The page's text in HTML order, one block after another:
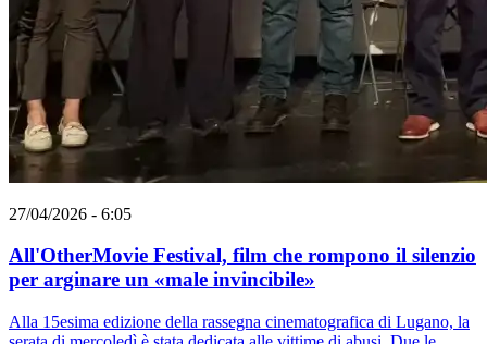
27/04/2026 - 6:05
All'OtherMovie Festival, film che rompono il silenzio
per arginare un «male invincibile»
Alla 15esima edizione della rassegna cinematografica di Lugano, la